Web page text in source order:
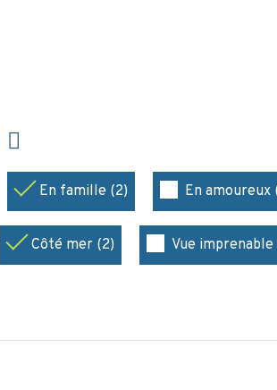
En famille (2) En amoureux
Côté mer (2) Vue imprenable